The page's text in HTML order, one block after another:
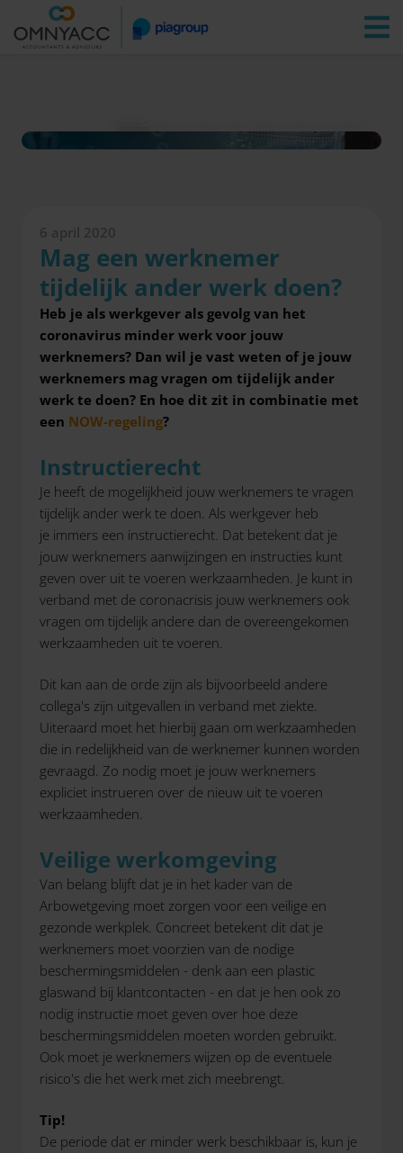
Vestigingen Zoeken
6 april 2020
Mag een werknemer
tijdelijk ander werk doen?
Heb je als werkgever als gevolg van het
coronavirus minder werk voor jouw
werknemers? Dan wil je vast weten of je jouw
werknemers mag vragen om tijdelijk ander
werk te doen? En hoe dit zit in combinatie met
een NOW-regeling?
Instructierecht
Je heeft de mogelijkheid jouw werknemers te vragen
tijdelijk ander werk te doen. Als werkgever heb
je immers een instructierecht. Dat betekent dat je
jouw werknemers aanwijzingen en instructies kunt
geven over uit te voeren werkzaamheden. Je kunt in
verband met de coronacrisis jouw werknemers ook
vragen om tijdelijk andere dan de overeengekomen
werkzaamheden uit te voeren.
Dit kan aan de orde zijn als bijvoorbeeld andere
collega's zijn uitgevallen in verband met ziekte.
Uiteraard moet het hierbij gaan om werkzaamheden
die in redelijkheid van de werknemer kunnen worden
gevraagd. Zo nodig moet je jouw werknemers
expliciet instrueren over de nieuw uit te voeren
werkzaamheden.
Veilige werkomgeving
Van belang blijft dat je in het kader van de
Arbowetgeving moet zorgen voor een veilige en
gezonde werkplek. Concreet betekent dit dat je
werknemers moet voorzien van de nodige
beschermingsmiddelen - denk aan een plastic
glaswand bij klantcontacten - en dat je hen ook zo
nodig instructie moet geven over hoe deze
beschermingsmiddelen moeten worden gebruikt.
Ook moet je werknemers wijzen op de eventuele
risico's die het werk met zich meebrengt.
Tip!
De periode dat er minder werk beschikbaar is, kun je